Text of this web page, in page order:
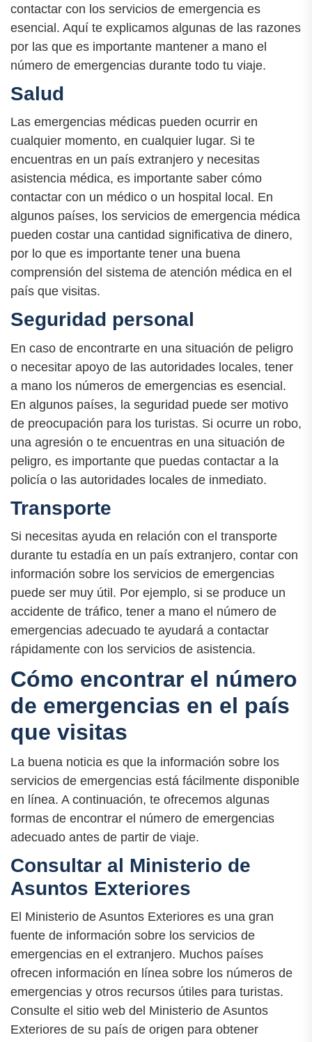
contactar con los servicios de emergencia es
esencial. Aquí te explicamos algunas de las razones
por las que es importante mantener a mano el
número de emergencias durante todo tu viaje.
Salud
Las emergencias médicas pueden ocurrir en
cualquier momento, en cualquier lugar. Si te
encuentras en un país extranjero y necesitas
asistencia médica, es importante saber cómo
contactar con un médico o un hospital local. En
algunos países, los servicios de emergencia médica
pueden costar una cantidad significativa de dinero,
por lo que es importante tener una buena
comprensión del sistema de atención médica en el
país que visitas.
Seguridad personal
En caso de encontrarte en una situación de peligro
o necesitar apoyo de las autoridades locales, tener
a mano los números de emergencias es esencial.
En algunos países, la seguridad puede ser motivo
de preocupación para los turistas. Si ocurre un robo,
una agresión o te encuentras en una situación de
peligro, es importante que puedas contactar a la
policía o las autoridades locales de inmediato.
Transporte
Si necesitas ayuda en relación con el transporte
durante tu estadía en un país extranjero, contar con
información sobre los servicios de emergencias
puede ser muy útil. Por ejemplo, si se produce un
accidente de tráfico, tener a mano el número de
emergencias adecuado te ayudará a contactar
rápidamente con los servicios de asistencia.
Cómo encontrar el número
de emergencias en el país
que visitas
La buena noticia es que la información sobre los
servicios de emergencias está fácilmente disponible
en línea. A continuación, te ofrecemos algunas
formas de encontrar el número de emergencias
adecuado antes de partir de viaje.
Consultar al Ministerio de
Asuntos Exteriores
El Ministerio de Asuntos Exteriores es una gran
fuente de información sobre los servicios de
emergencias en el extranjero. Muchos países
ofrecen información en línea sobre los números de
emergencias y otros recursos útiles para turistas.
Consulte el sitio web del Ministerio de Asuntos
Exteriores de su país de origen para obtener